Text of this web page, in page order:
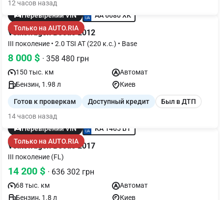
12 часов назад
Перевірений VIN
AA 6680 XK
Только на AUTO.RIA
Volkswagen Beetle 2012
III поколение • 2.0 TSI AT (220 к.с.) • Base
8 000 $ · 358 480 грн
150 тыс. км
Автомат
Бензин, 1.98 л
Киев
Готов к проверкам Доступный кредит
Был в ДТП
14 часов назад
Перевірений VIN
KA 1465 BT
Только на AUTO.RIA
Volkswagen Beetle 2017
III поколение (FL)
14 200 $ · 636 302 грн
68 тыс. км
Автомат
Бензин, 1.8 л
Киев